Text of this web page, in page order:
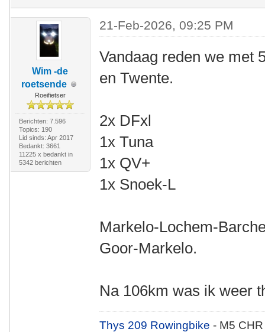
Wim -de
roetsende
Roeifietser
Berichten: 7.596
Topics: 190
Lid sinds: Apr 2017
Bedankt: 3661
11225 x bedankt in
5342 berichten
21-Feb-2026, 09:25 PM
Vandaag reden we met
en Twente.
2x DFxl
1x Tuna
1x QV+
1x Snoek-L
Markelo-Lochem-
Goor-Markelo.
Na 106km was ik weer
Thys 209 Rowingbike- M5